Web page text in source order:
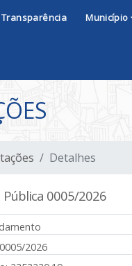
Município
Detalhes
0005/2026
0005/2026